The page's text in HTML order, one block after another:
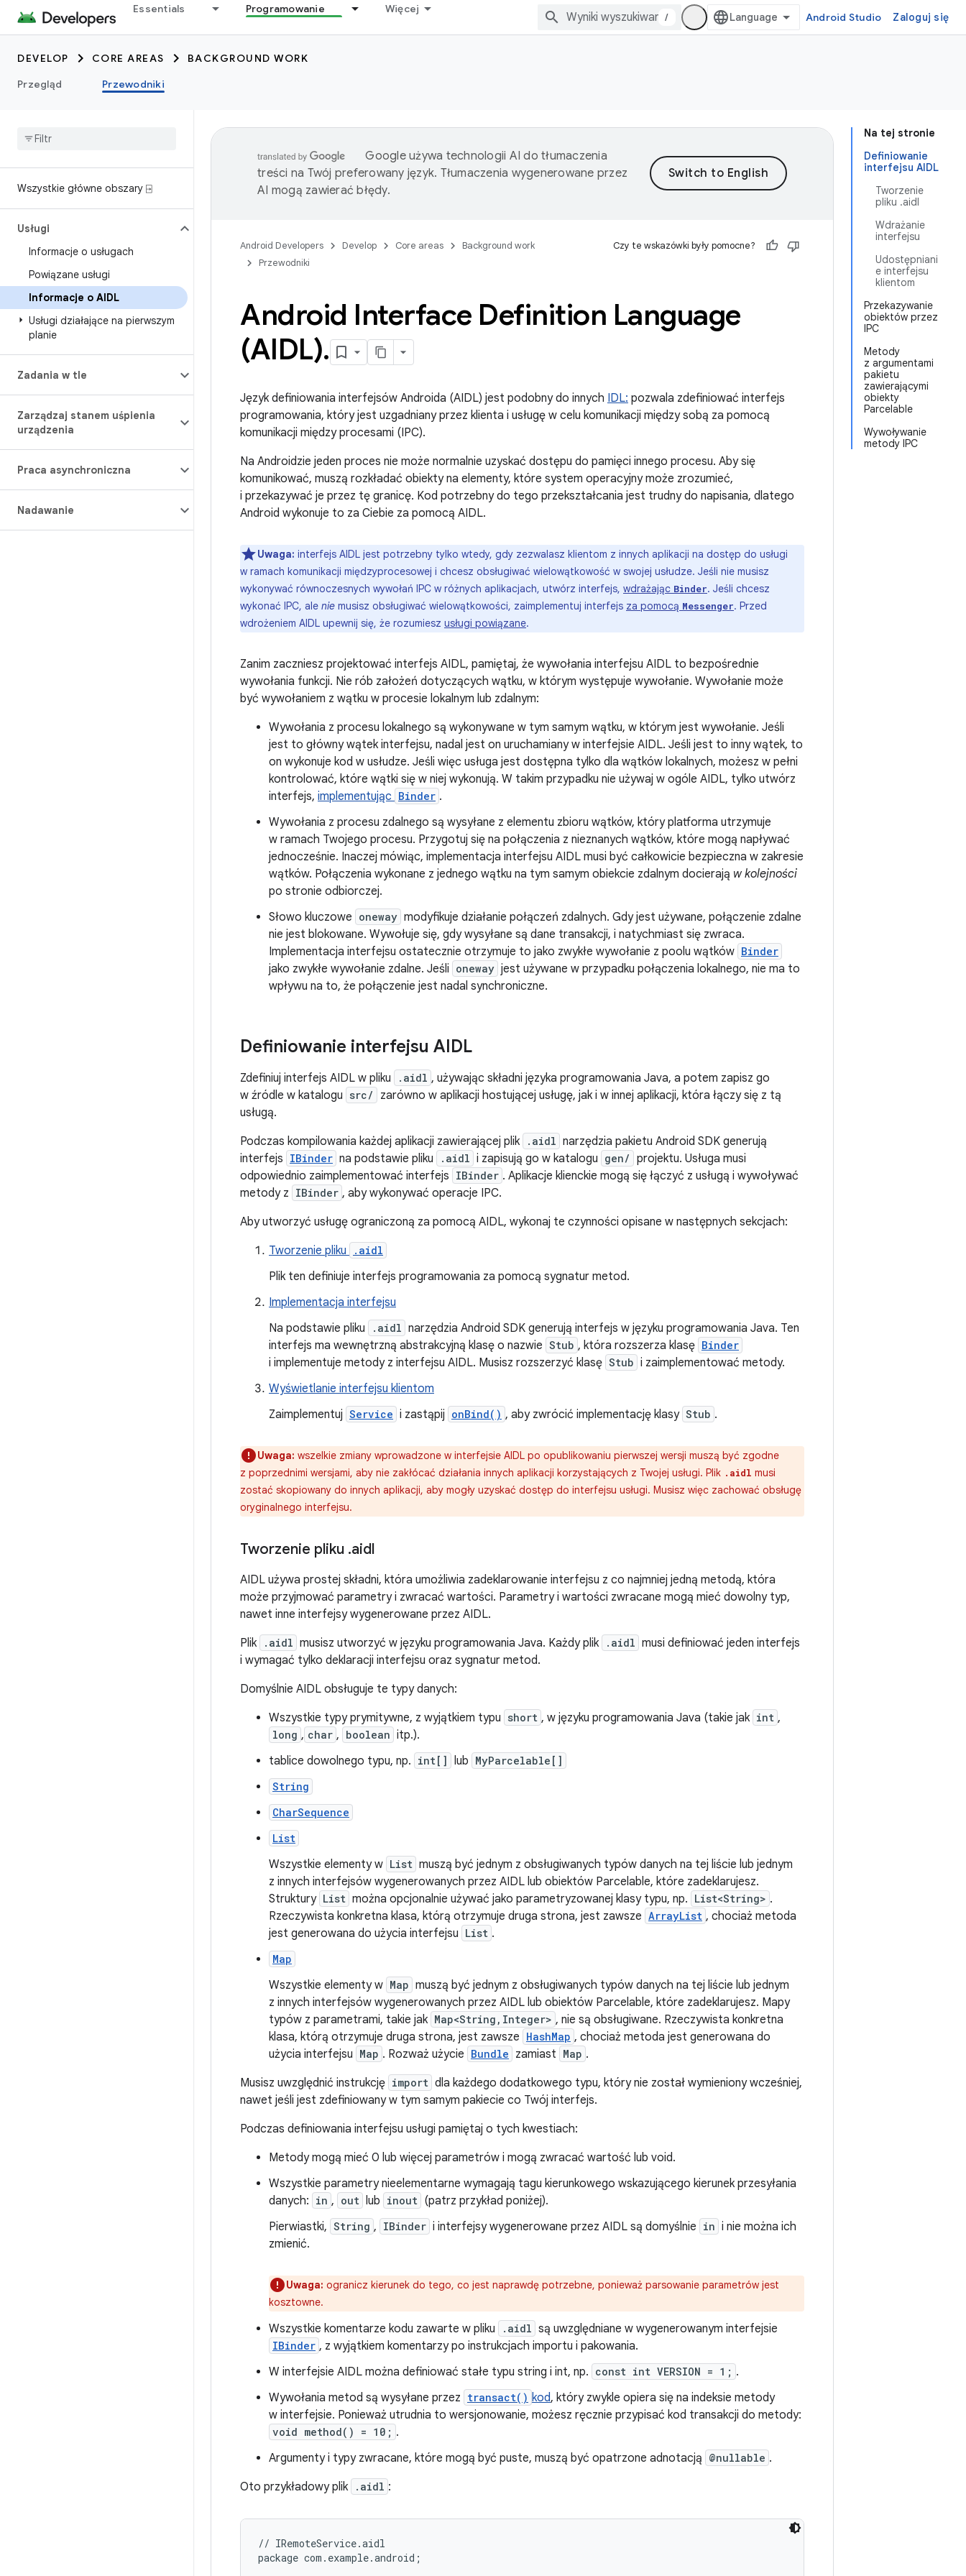
Essentials Programowanie Więcej
/ Android Studio Zaloguj się
DEVELOP CORE AREAS
BACKGROUND WORK
Przegląd
Przewodniki
Wszystkie główne obszary ⍈
Usługi
Informacje o usługach
Powiązane usługi
Informacje o AIDL
Usługi działające na pierwszym
planie
Zadania w tle
Zarządzaj stanem uśpienia
urządzenia
Praca asynchroniczna
Nadawanie
Na tej stronie
Definiowanie
interfejsu AIDL
Tworzenie
pliku .aidl
Wdrażanie
interfejsu
Udostępniani
e interfejsu
klientom
Przekazywanie
obiektów przez
IPC
Metody
z argumentami
pakietu
zawierającymi
obiekty
Parcelable
Wywoływanie
metody IPC
Google używa technologii AI do tłumaczenia
treści na Twój preferowany język. Tłumaczenia wygenerowane przez
AI mogą zawierać błędy.
Android Developers Develop Core areas
Background work
Przewodniki
Czy te wskazówki były pomocne?
Android Interface Definition Language
(AIDL).
Język definiowania interfejsów Androida (AIDL) jest podobny do innych IDL: pozwala zdefiniować interfejs
programowania, który jest uzgadniany przez klienta i usługę w celu komunikacji między sobą za pomocą
komunikacji między procesami (IPC).
Na Androidzie jeden proces nie może normalnie uzyskać dostępu do pamięci innego procesu. Aby się
komunikować, muszą rozkładać obiekty na elementy, które system operacyjny może zrozumieć,
i przekazywać je przez tę granicę. Kod potrzebny do tego przekształcania jest trudny do napisania, dlatego
Android wykonuje to za Ciebie za pomocą AIDL.
Uwaga: interfejs AIDL jest potrzebny tylko wtedy, gdy zezwalasz klientom z innych aplikacji na dostęp do usługi
w ramach komunikacji międzyprocesowej i chcesz obsługiwać wielowątkowość w swojej usłudze. Jeśli nie musisz
wykonywać równoczesnych wywołań IPC w różnych aplikacjach, utwórz interfejs, wdrażając Binder. Jeśli chcesz
wykonać IPC, ale nie musisz obsługiwać wielowątkowości, zaimplementuj interfejs za pomocą Messenger. Przed
wdrożeniem AIDL upewnij się, że rozumiesz usługi powiązane.
Zanim zaczniesz projektować interfejs AIDL, pamiętaj, że wywołania interfejsu AIDL to bezpośrednie
wywołania funkcji. Nie rób założeń dotyczących wątku, w którym występuje wywołanie. Wywołanie może
być wywołaniem z wątku w procesie lokalnym lub zdalnym:
Wywołania z procesu lokalnego są wykonywane w tym samym wątku, w którym jest wywołanie. Jeśli
jest to główny wątek interfejsu, nadal jest on uruchamiany w interfejsie AIDL. Jeśli jest to inny wątek, to
on wykonuje kod w usłudze. Jeśli więc usługa jest dostępna tylko dla wątków lokalnych, możesz w pełni
kontrolować, które wątki się w niej wykonują. W takim przypadku nie używaj w ogóle AIDL, tylko utwórz
interfejs, implementując Binder .
Wywołania z procesu zdalnego są wysyłane z elementu zbioru wątków, który platforma utrzymuje
w ramach Twojego procesu. Przygotuj się na połączenia z nieznanych wątków, które mogą napływać
jednocześnie. Inaczej mówiąc, implementacja interfejsu AIDL musi być całkowicie bezpieczna w zakresie
wątków. Połączenia wykonane z jednego wątku na tym samym obiekcie zdalnym docierają w kolejności
po stronie odbiorczej.
Słowo kluczowe oneway modyfikuje działanie połączeń zdalnych. Gdy jest używane, połączenie zdalne
nie jest blokowane. Wywołuje się, gdy wysyłane są dane transakcji, i natychmiast się zwraca.
Implementacja interfejsu ostatecznie otrzymuje to jako zwykłe wywołanie z poolu wątków Binder
jako zwykłe wywołanie zdalne. Jeśli oneway jest używane w przypadku połączenia lokalnego, nie ma to
wpływu na to, że połączenie jest nadal synchroniczne.
Definiowanie interfejsu AIDL
Zdefiniuj interfejs AIDL w pliku .aidl , używając składni języka programowania Java, a potem zapisz go
w źródle w katalogu src/
zarówno w aplikacji hostującej usługę, jak i w innej aplikacji, która łączy się z tą
usługą.
Podczas kompilowania każdej aplikacji zawierającej plik
.aidl narzędzia pakietu Android SDK generują
interfejs IBinder na podstawie pliku .aidl i zapisują go w katalogu gen/ projektu. Usługa musi
odpowiednio zaimplementować interfejs IBinder . Aplikacje klienckie mogą się łączyć z usługą i wywoływać
metody z IBinder , aby wykonywać operacje IPC.
Aby utworzyć usługę ograniczoną za pomocą AIDL, wykonaj te czynności opisane w następnych sekcjach:
Tworzenie pliku
.aidl
Plik ten definiuje interfejs programowania za pomocą sygnatur metod.
Implementacja interfejsu
Na podstawie pliku
.aidl narzędzia Android SDK generują interfejs w języku programowania Java. Ten
interfejs ma wewnętrzną abstrakcyjną klasę o nazwie Stub , która rozszerza klasę Binder
i implementuje metody z interfejsu AIDL. Musisz rozszerzyć klasę Stub i zaimplementować metody.
Wyświetlanie interfejsu klientom
Zaimplementuj Service i zastąpij onBind() , aby zwrócić implementację klasy Stub .
Uwaga: wszelkie zmiany wprowadzone w interfejsie AIDL po opublikowaniu pierwszej wersji muszą być zgodne
z poprzednimi wersjami, aby nie zakłócać działania innych aplikacji korzystających z Twojej usługi. Plik .aidl musi
zostać skopiowany do innych aplikacji, aby mogły uzyskać dostęp do interfejsu usługi. Musisz więc zachować obsługę
oryginalnego interfejsu.
Tworzenie pliku .aidl
AIDL używa prostej składni, która umożliwia zadeklarowanie interfejsu z co najmniej jedną metodą, która
może przyjmować parametry i zwracać wartości. Parametry i wartości zwracane mogą mieć dowolny typ,
nawet inne interfejsy wygenerowane przez AIDL.
Plik
.aidl musisz utworzyć w języku programowania Java. Każdy plik .aidl musi definiować jeden interfejs
i wymagać tylko deklaracji interfejsu oraz sygnatur metod.
Domyślnie AIDL obsługuje te typy danych:
Wszystkie typy prymitywne, z wyjątkiem typu short , w języku programowania Java (takie jak int ,
long , char , boolean itp.).
tablice dowolnego typu, np. int[] lub MyParcelable[]
String
CharSequence
List
Wszystkie elementy w List muszą być jednym z obsługiwanych typów danych na tej liście lub jednym
z innych interfejsów wygenerowanych przez AIDL lub obiektów Parcelable, które zadeklarujesz.
Struktury List można opcjonalnie używać jako parametryzowanej klasy typu, np. List<String> .
Rzeczywista konkretna klasa, którą otrzymuje druga strona, jest zawsze ArrayList , chociaż metoda
jest generowana do użycia interfejsu List .
Map
Wszystkie elementy w Map muszą być jednym z obsługiwanych typów danych na tej liście lub jednym
z innych interfejsów wygenerowanych przez AIDL lub obiektów Parcelable, które zadeklarujesz. Mapy
typów z parametrami, takie jak Map<String,Integer> , nie są obsługiwane. Rzeczywista konkretna
klasa, którą otrzymuje druga strona, jest zawsze HashMap , chociaż metoda jest generowana do
użycia interfejsu Map . Rozważ użycie Bundle zamiast Map .
Musisz uwzględnić instrukcję import dla każdego dodatkowego typu, który nie został wymieniony wcześniej,
nawet jeśli jest zdefiniowany w tym samym pakiecie co Twój interfejs.
Podczas definiowania interfejsu usługi pamiętaj o tych kwestiach:
Metody mogą mieć 0 lub więcej parametrów i mogą zwracać wartość lub void.
Wszystkie parametry nieelementarne wymagają tagu kierunkowego wskazującego kierunek przesyłania
danych: in , out lub inout (patrz przykład poniżej).
Pierwiastki, String , IBinder i interfejsy wygenerowane przez AIDL są domyślnie in i nie można ich
zmienić.
Uwaga: ogranicz kierunek do tego, co jest naprawdę potrzebne, ponieważ parsowanie parametrów jest
kosztowne.
Wszystkie komentarze kodu zawarte w pliku .aidl są uwzględniane w wygenerowanym interfejsie
IBinder , z wyjątkiem komentarzy po instrukcjach importu i pakowania.
W interfejsie AIDL można definiować stałe typu string i int, np. const int VERSION = 1; .
Wywołania metod są wysyłane przez transact() kod, który zwykle opiera się na indeksie metody
w interfejsie. Ponieważ utrudnia to wersjonowanie, możesz ręcznie przypisać kod transakcji do metody:
void method() = 10; .
Argumenty i typy zwracane, które mogą być puste, muszą być opatrzone adnotacją @nullable .
Oto przykładowy plik
.aidl :
// IRemoteService.aidl
package com.example.android;